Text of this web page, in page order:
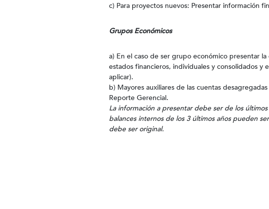
c) Para proyectos nuevos: Presentar información
Grupos Económicos
a) En el caso de ser grupo económico presentar
estados financieros, individuales y consolidados
aplicar).
b) Mayores auxiliares de las cuentas
Reporte Gerencial.
La información a presentar debe ser de los
balances internos de los 3 últimos años pueden
debe ser original.